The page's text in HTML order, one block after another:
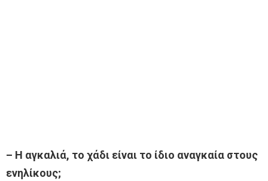
– Η αγκαλιά, το χάδι είναι το ίδιο αναγκαία στους
ενηλίκους;